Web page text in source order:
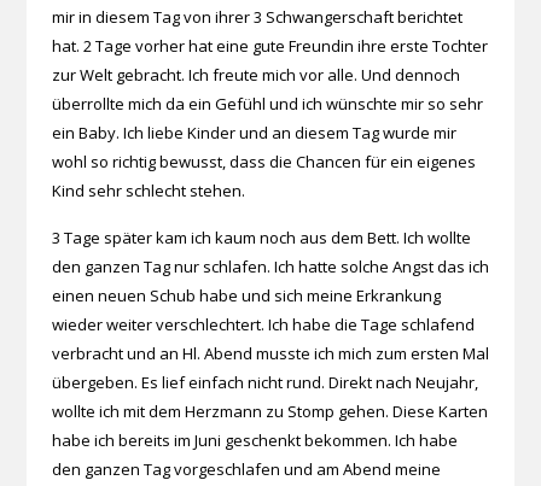
mir in diesem Tag von ihrer 3 Schwangerschaft berichtet
hat. 2 Tage vorher hat eine gute Freundin ihre erste Tochter
zur Welt gebracht. Ich freute mich vor alle. Und dennoch
überrollte mich da ein Gefühl und ich wünschte mir so sehr
ein Baby. Ich liebe Kinder und an diesem Tag wurde mir
wohl so richtig bewusst, dass die Chancen für ein eigenes
Kind sehr schlecht stehen.
3 Tage später kam ich kaum noch aus dem Bett. Ich wollte
den ganzen Tag nur schlafen. Ich hatte solche Angst das ich
einen neuen Schub habe und sich meine Erkrankung
wieder weiter verschlechtert. Ich habe die Tage schlafend
verbracht und an Hl. Abend musste ich mich zum ersten Mal
übergeben. Es lief einfach nicht rund. Direkt nach Neujahr,
wollte ich mit dem Herzmann zu Stomp gehen. Diese Karten
habe ich bereits im Juni geschenkt bekommen. Ich habe
den ganzen Tag vorgeschlafen und am Abend meine